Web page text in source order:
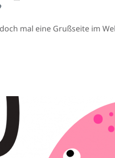
mal eine Grußseite im